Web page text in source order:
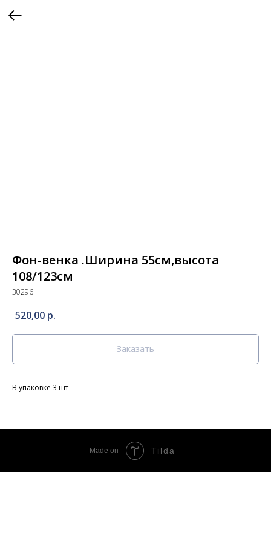
Фон-венка .Ширина 55см,высота
108/123см
30296
520,00 р.
Заказать
В упаковке 3 шт
Made on Tilda